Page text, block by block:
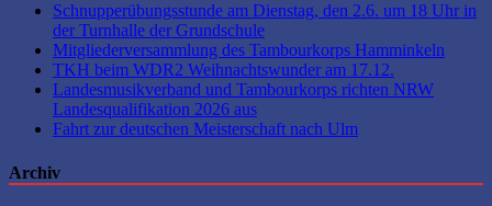
Schnupperübungsstunde am Dienstag, den 2.6. um 18 Uhr in
der Turnhalle der Grundschule
Mitgliederversammlung des Tambourkorps Hamminkeln
TKH beim WDR2 Weihnachtswunder am 17.12.
Landesmusikverband und Tambourkorps richten NRW
Landesqualifikation 2026 aus
Fahrt zur deutschen Meisterschaft nach Ulm
Archiv